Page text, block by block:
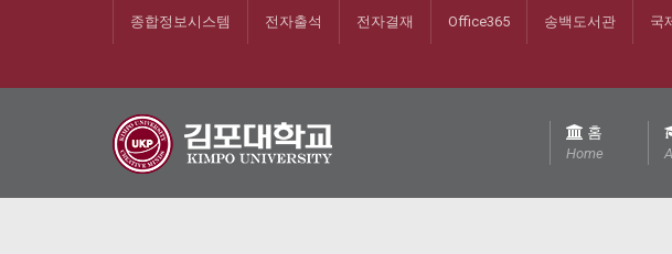
종합정보시스템 전자출석 전자결재 Office365 송백도서관 국
홈
Home